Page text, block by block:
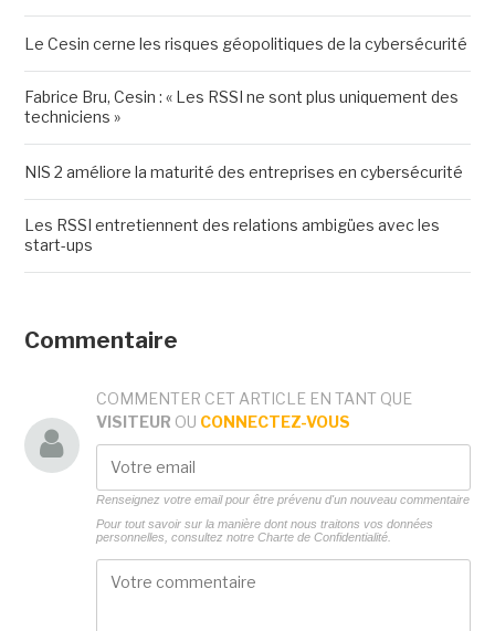
Le Cesin cerne les risques géopolitiques de la cybersécurité
Fabrice Bru, Cesin : « Les RSSI ne sont plus uniquement des
techniciens »
NIS 2 améliore la maturité des entreprises en cybersécurité
Les RSSI entretiennent des relations ambigües avec les
start-ups
Commentaire
COMMENTER CET ARTICLE EN TANT QUE
VISITEUR OU CONNECTEZ-VOUS
Renseignez votre email pour être prévenu d'un nouveau commentaire
Pour tout savoir sur la manière dont nous traitons vos données
personnelles, consultez notre Charte de Confidentialité.